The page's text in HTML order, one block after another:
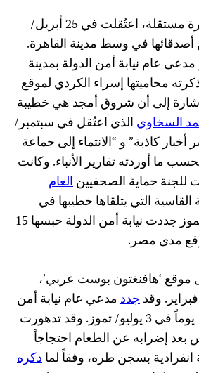
– شروق أمجد، مصورة مستقلة، اعتُقلت في 25 أبريل/
أصدقائها في وسط مدينة القاهرة.
مدعى عام نيابة أمن الدولة بمدينة
محاميتها إسراء الكردي لموقع
إلى أن شروق أمجد هي خطيبة
السخاوي الذي اعتُقل في سبتمبر/
أخبار كاذبة” و “الانتماء إلى جماعة
ما أوردته تقارير الأنباء. وكانت
حماية الصحفيينالعام
التي يتلقاها خطيبها في
سجنه. وفي 4 يوليو/ تموز جددت نيابة أمن الدولة حبسها 15
مدى مصر.
موقع ‘هافنغتون بوست عربي’،
جددمدعي عام نيابة أمن
الدولة حبس ودنان 15 يوماً في 3 يوليو/ تموز. وقد تدهورت
إضرابه عن الطعام احتجاجاً
بسجن طره، وفقاً لماذكره